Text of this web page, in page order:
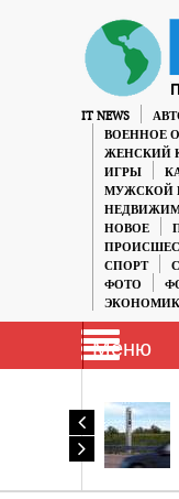
IT NEWS
ВОЕННОЕ
ЖЕНСКИЙ
ИГРЫ
МУЖСКОЙ
НОВОЕ
СПОРТ
ФОТО
Меню